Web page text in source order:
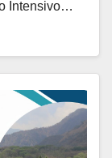
Intensivo…